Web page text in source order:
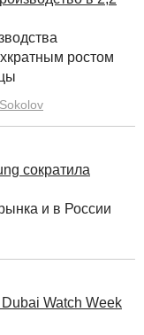
ростом
Sokolov
сократила
и в России
Watch Week